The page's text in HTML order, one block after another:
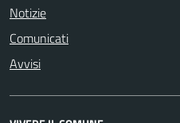
Notizie
Comunicati
Avvisi